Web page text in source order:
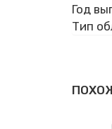
Год
Тип